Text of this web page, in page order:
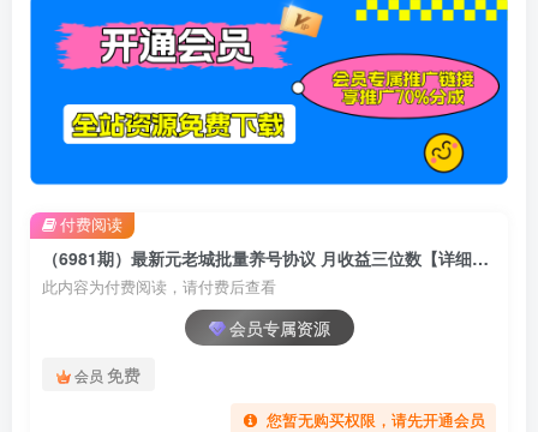
（6981期）最新元老城批量养号协议 月收益三位数【详细教程+拓展思路】
此内容为付费阅读，请付费后查看
会员专属资源
会员 免费
您暂无购买权限，请先开通会员
付费阅读